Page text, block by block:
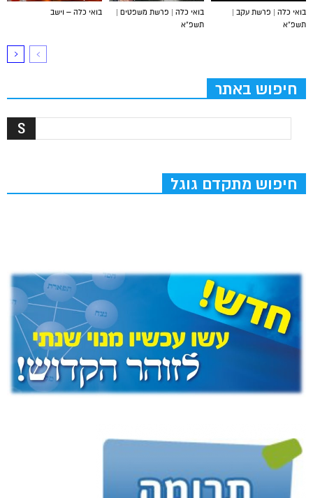
בואי כלה – וישב
בואי כלה | פרשת משפטים |
תשפ”א
בואי כלה | פרשת עקב |
תשפ”א
חיפוש באתר
חיפוש מתקדם גוגל